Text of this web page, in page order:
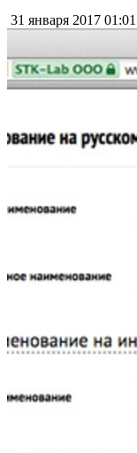
31 января 2017 01:01